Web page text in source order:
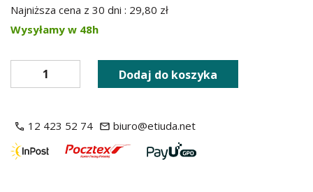
Najniższa cena z 30 dni : 29,80 zł
Wysyłamy w 48h
Dodaj do koszyka
12 423 52 74 biuro@etiuda.net